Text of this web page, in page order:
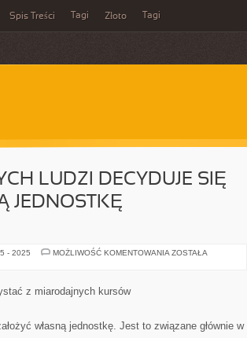
Spis Treści Tagi Złoto Tagi
LUDZI DECYDUJE SIĘ
JEDNOSTKĘ
- 2025 MOŻLIWOŚĆ KOMENTOWANIA DUŻA
JEDNOSTKĘ
GOSPODARCZĄ
ZOSTAŁA
z miarodajnych kursów
własną jednostkę. Jest to związane głównie w